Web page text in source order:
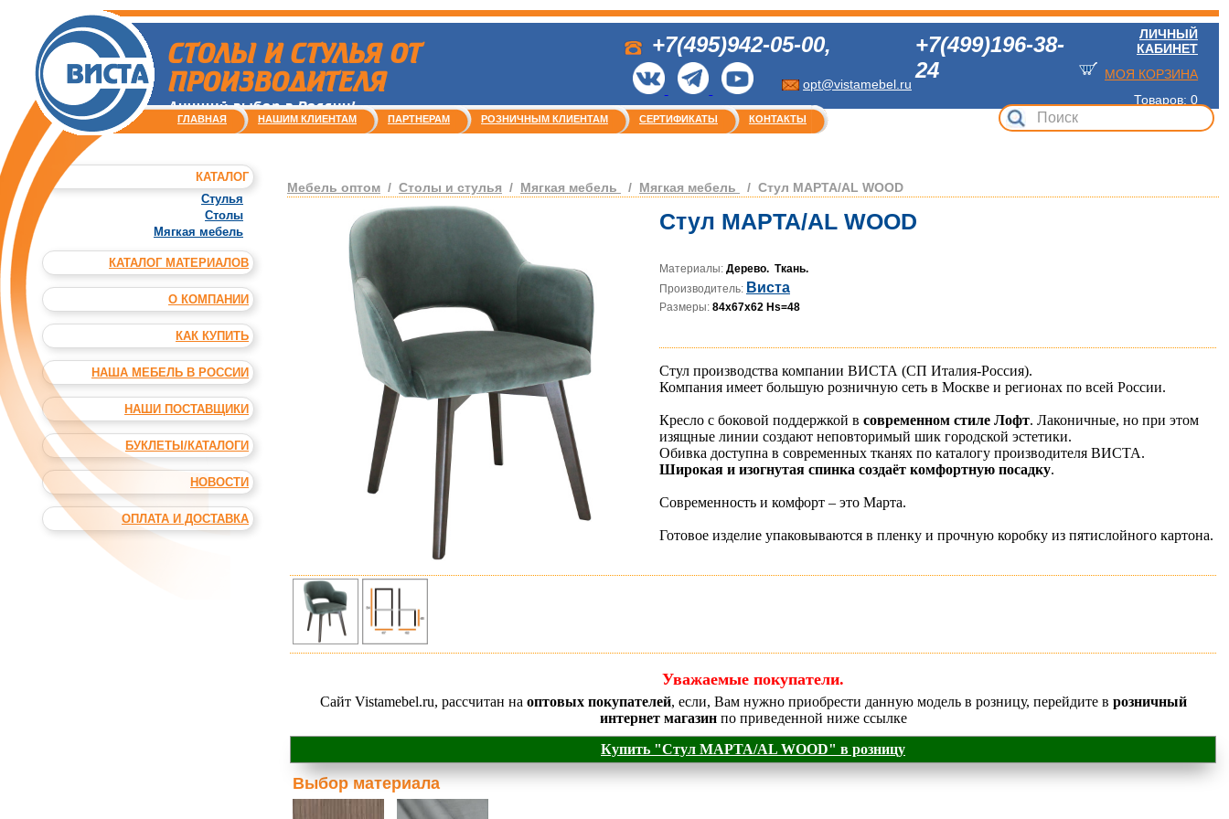
СТОЛЫ И СТУЛЬЯ ОТ
ПРОИЗВОДИТЕЛЯ
Лучший выбор в России!
+7(495)942-05-00,
opt@vistamebel.ru
+7(499)196-38-
24
ЛИЧНЫЙ
КАБИНЕТ
МОЯ КОРЗИНА
Товаров: 0
ГЛАВНАЯ НАШИМ КЛИЕНТАМ ПАРТНЕРАМ РОЗНИЧНЫМ КЛИЕНТАМ СЕРТИФИКАТЫ КОНТАКТЫ
КАТАЛОГ
Стулья
Столы
Мягкая мебель
КАТАЛОГ МАТЕРИАЛОВ
О КОМПАНИИ
КАК КУПИТЬ
НАША МЕБЕЛЬ В РОССИИ
НАШИ ПОСТАВЩИКИ
БУКЛЕТЫ/КАТАЛОГИ
НОВОСТИ
ОПЛАТА И ДОСТАВКА
Мебель оптом / Столы и стулья / Мягкая мебель / Мягкая мебель / Стул МАРТА/AL WOOD
Стул МАРТА/AL WOOD
Материалы: Дерево. Ткань.
Производитель: Виста
Размеры: 84х67х62 Hs=48
Стул производства компании ВИСТА (СП Италия-Россия).
Компания имеет большую розничную сеть в Москве и регионах по всей России.
Кресло с боковой поддержкой в современном стиле Лофт. Лаконичные, но при этом
изящные линии создают неповторимый шик городской эстетики.
Обивка доступна в современных тканях по каталогу производителя ВИСТА.
Широкая и изогнутая спинка создаёт комфортную посадку.
Современность и комфорт – это Марта.
Готовое изделие упаковываются в пленку и прочную коробку из пятислойного картона.
Уважаемые покупатели.
Сайт Vistamebel.ru, рассчитан на оптовых покупателей, если, Вам нужно приобрести данную модель в розницу, перейдите в розничный
интернет магазинпо приведенной ниже ссылке
Купить "Стул МАРТА/AL WOOD" в розницу
Выбор материала